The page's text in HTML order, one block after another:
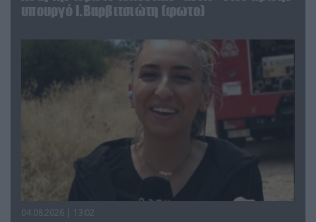
υπουργό Ι.Βαρβιτσιώτη (φωτο)
04.08.2026 | 13:02